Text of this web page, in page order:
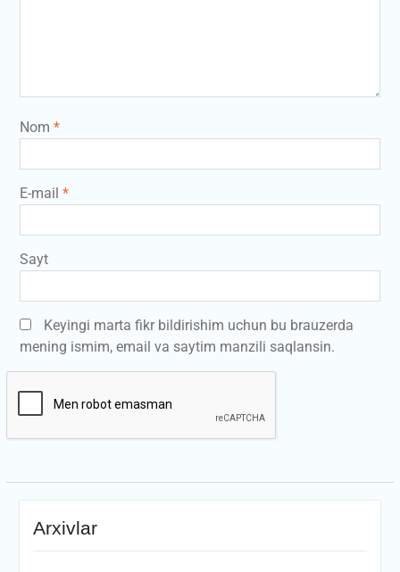
Nom *
E-mail *
Sayt
Keyingi marta fikr bildirishim uchun bu brauzerda
mening ismim, email va saytim manzili saqlansin.
Arxivlar